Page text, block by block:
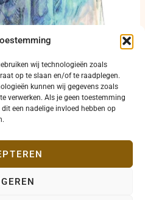
wij technologieën zoals
op te slaan en/of te raadplegen.
kunnen wij gegevens zoals
verwerken. Als je geen toestemming
een nadelige invloed hebben op
Iraans akkoord